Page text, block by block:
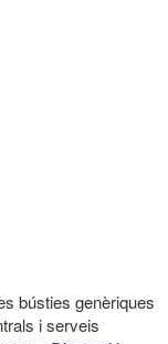
bústies genèriques
i serveis